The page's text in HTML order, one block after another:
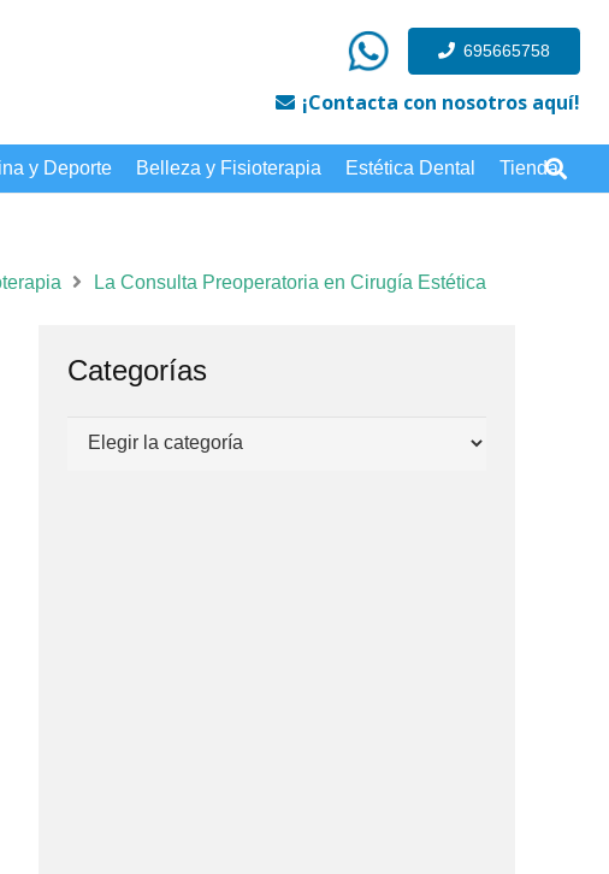
695665758
¡Contacta con nosotros aquí!
y Deporte Belleza y Fisioterapia Estética Dental Tienda
La Consulta Preoperatoria en Cirugía Estética
Categorías
Categorías